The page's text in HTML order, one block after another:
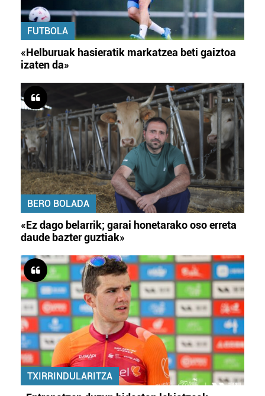
FUTBOLA
«Helburuak hasieratik markatzea beti gaiztoa
izaten da»
BERO BOLADA
«Ez dago belarrik; garai honetarako oso erreta
daude bazter guztiak»
TXIRRINDULARITZA